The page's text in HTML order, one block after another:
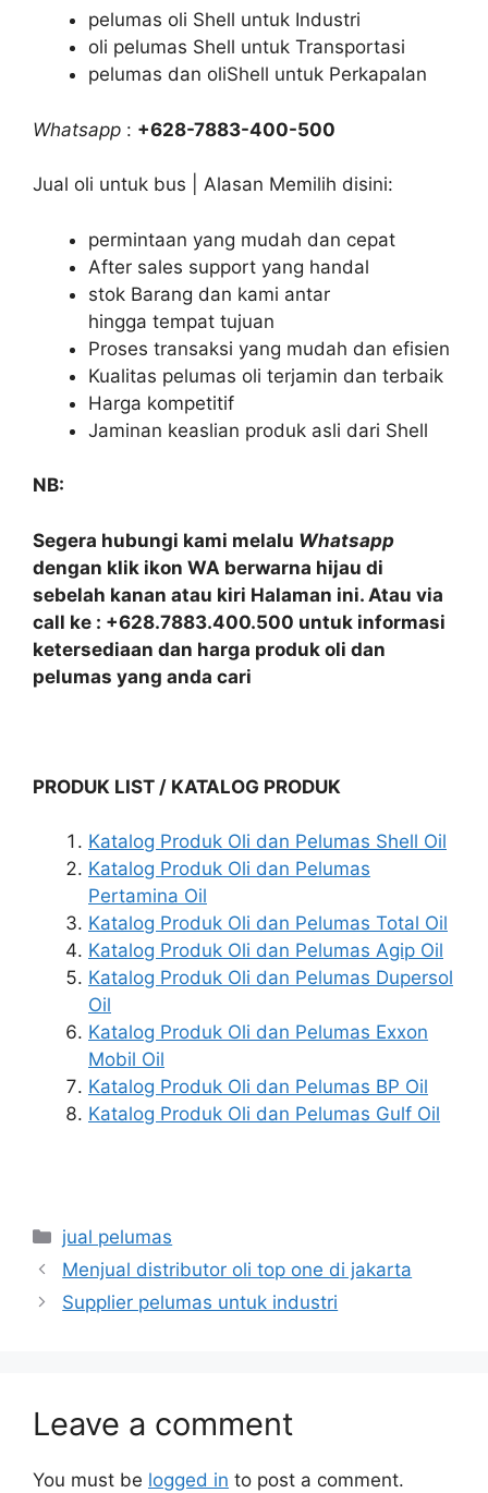
pelumas oli Shell untuk Industri
oli pelumas Shell untuk Transportasi
pelumas dan oliShell untuk Perkapalan
Whatsapp : +628-7883-400-500
Jual oli untuk bus | Alasan Memilih disini:
permintaan yang mudah dan cepat
After sales support yang handal
stok Barang dan kami antar
hingga tempat tujuan
Proses transaksi yang mudah dan efisien
Kualitas pelumas oli terjamin dan terbaik
Harga kompetitif
Jaminan keaslian produk asli dari Shell
NB:
Segera hubungi kami melalu Whatsapp
dengan klik ikon WA berwarna hijau di
sebelah kanan atau kiri Halaman ini. Atau via
call ke : +628.7883.400.500 untuk informasi
ketersediaan dan harga produk oli dan
pelumas yang anda cari
PRODUK LIST / KATALOG PRODUK
Katalog Produk Oli dan Pelumas Shell Oil
Katalog Produk Oli dan Pelumas
Pertamina Oil
Katalog Produk Oli dan Pelumas Total Oil
Katalog Produk Oli dan Pelumas Agip Oil
Katalog Produk Oli dan Pelumas Dupersol
Oil
Katalog Produk Oli dan Pelumas Exxon
Mobil Oil
Katalog Produk Oli dan Pelumas BP Oil
Katalog Produk Oli dan Pelumas Gulf Oil
jual pelumas
Menjual distributor oli top one di jakarta
Supplier pelumas untuk industri
Leave a comment
You must be logged in to post a comment.